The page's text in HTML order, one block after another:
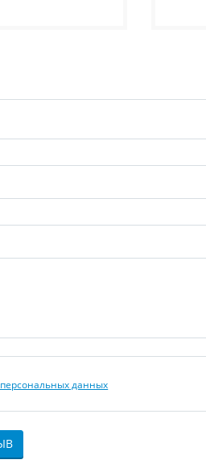
данных